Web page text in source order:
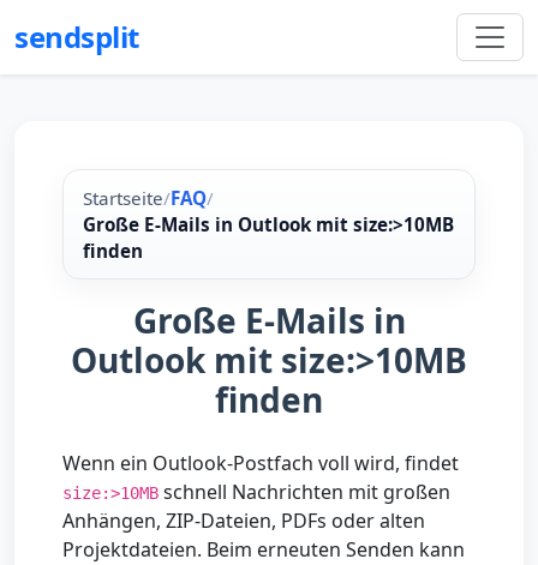
sendsplit
Startseite/FAQ/
Große E-Mails in Outlook mit size:>10MB
finden
Große E-Mails in
Outlook mit size:>10MB
finden
Wenn ein Outlook-Postfach voll wird, findet
size:>10MB schnell Nachrichten mit großen
Anhängen, ZIP-Dateien, PDFs oder alten
Projektdateien. Beim erneuten Senden kann